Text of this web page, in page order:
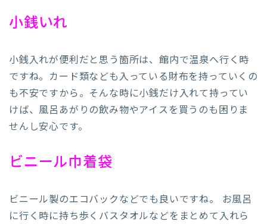
小銭いれ
小銭入れが便利だと思う箇所は、館内で温泉へ行く時
ですね。カード類なども入っている財布を持っていくの
も不安ですから。そんな時に小銭だけ入れて持ってい
けば、風呂あがりの飲み物やアイスを買うのも困りま
せんし安心です。
ビニール巾着袋
ビニール製のエコバックなどでも良いですね。 お風呂
に行く時に持ち歩くバスタオルなどをまとめて入れら